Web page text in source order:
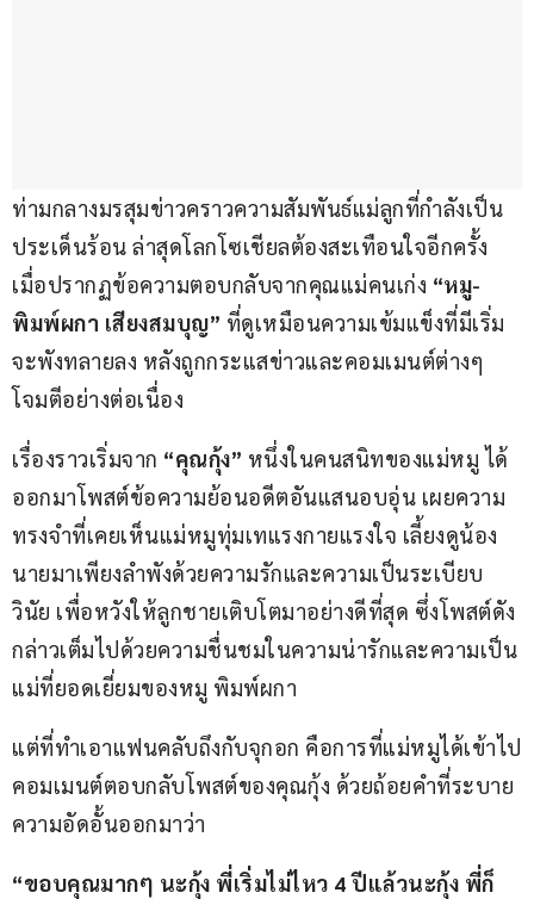
ท่ามกลางมรสุมข่าวคราวความสัมพันธ์แม่ลูกที่กำลังเป็น
ประเด็นร้อน ล่าสุดโลกโซเชียลต้องสะเทือนใจอีกครั้ง
เมื่อปรากฏข้อความตอบกลับจากคุณแม่คนเก่ง “หมู-
พิมพ์ผกา เสียงสมบุญ” ที่ดูเหมือนความเข้มแข็งที่มีเริ่ม
จะพังทลายลง หลังถูกกระแสข่าวและคอมเมนต์ต่างๆ
โจมตีอย่างต่อเนื่อง
เรื่องราวเริ่มจาก “คุณกุ้ง” หนึ่งในคนสนิทของแม่หมู ได้
ออกมาโพสต์ข้อความย้อนอดีตอันแสนอบอุ่น เผยความ
ทรงจำที่เคยเห็นแม่หมูทุ่มเทแรงกายแรงใจ เลี้ยงดูน้อง
นายมาเพียงลำพังด้วยความรักและความเป็นระเบียบ
วินัย เพื่อหวังให้ลูกชายเติบโตมาอย่างดีที่สุด ซึ่งโพสต์ดัง
กล่าวเต็มไปด้วยความชื่นชมในความน่ารักและความเป็น
แม่ที่ยอดเยี่ยมของหมู พิมพ์ผกา
แต่ที่ทำเอาแฟนคลับถึงกับจุกอก คือการที่แม่หมูได้เข้าไป
คอมเมนต์ตอบกลับโพสต์ของคุณกุ้ง ด้วยถ้อยคำที่ระบาย
ความอัดอั้นออกมาว่า
“ขอบคุณมากๆ นะกุ้ง พี่เริ่มไม่ไหว 4 ปีแล้วนะกุ้ง พี่ก็